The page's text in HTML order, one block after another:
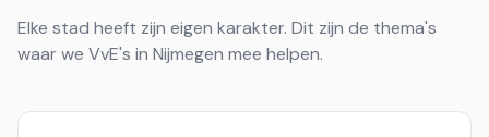
Elke stad heeft zijn eigen karakter. Dit zijn de thema's
waar we VvE's in Nijmegen mee helpen.